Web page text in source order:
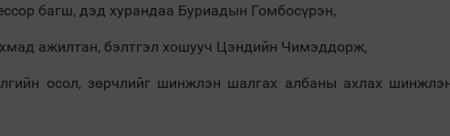
багш, дэд хурандаа Буриадын Гомбосүрэн,
ажилтан, бэлтгэл хошууч Цэндийн Чимэддорж,
осол, зөрчлийг шинжлэн шалгах албаны ахлах